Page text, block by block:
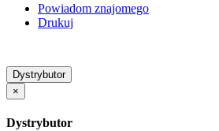
Powiadom znajomego
Drukuj
Dystrybutor
×
Dystrybutor